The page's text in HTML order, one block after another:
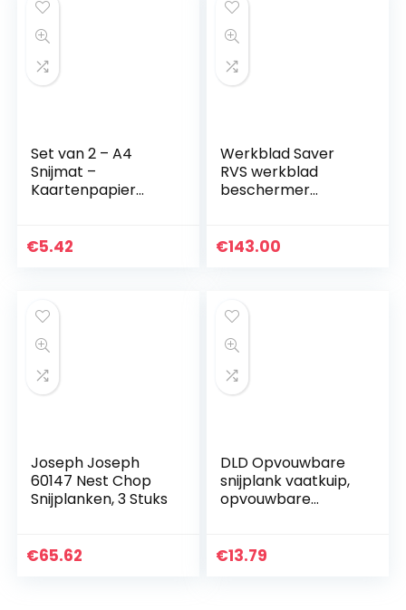
Set van 2 – A4
Snijmat –
Kaartenpapier
Antislipoppervlak –
€5.42
Werkblad Saver
RVS werkblad
beschermer
ZHAOFENGMING
€143.00
Joseph Joseph
60147 Nest Chop
Snijplanken, 3 Stuks
€65.62
DLD Opvouwbare
snijplank vaatkuip,
opvouwbare
stekker,
€13.79